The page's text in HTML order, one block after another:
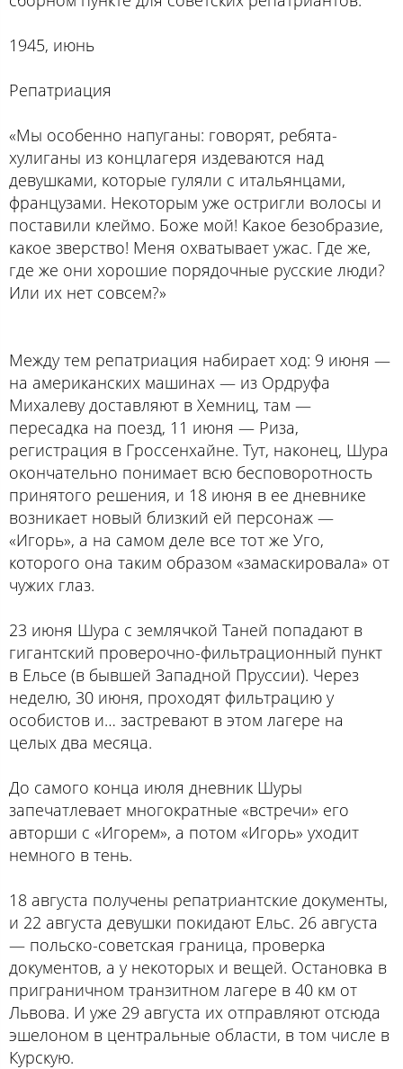
1945, июнь
Репатриация
«Мы особенно напуганы: говорят, ребята-
хулиганы из концлагеря издеваются над
девушками, которые гуляли с итальянцами,
французами. Некоторым уже остригли волосы и
поставили клеймо. Боже мой! Какое безобразие,
какое зверство! Меня охватывает ужас. Где же,
где же они хорошие порядочные русские люди?
Или их нет совсем?»
Между тем репатриация набирает ход: 9 июня —
на американских машинах — из Ордруфа
Михалеву доставляют в Хемниц, там —
пересадка на поезд, 11 июня — Риза,
регистрация в Гроссенхайне. Тут, наконец, Шура
окончательно понимает всю бесповоротность
принятого решения, и 18 июня в ее дневнике
возникает новый близкий ей персонаж —
«Игорь», а на самом деле все тот же Уго,
которого она таким образом «замаскировала» от
чужих глаз.
23 июня Шура с землячкой Таней попадают в
гигантский проверочно-фильтрационный пункт
в Ельсе (в бывшей Западной Пруссии). Через
неделю, 30 июня, проходят фильтрацию у
особистов и… застревают в этом лагере на
целых два месяца.
До самого конца июля дневник Шуры
запечатлевает многократные «встречи» его
авторши с «Игорем», а потом «Игорь» уходит
немного в тень.
18 августа получены репатриантские документы,
и 22 августа девушки покидают Ельс. 26 августа
— польско-советская граница, проверка
документов, а у некоторых и вещей. Остановка в
приграничном транзитном лагере в 40 км от
Львова. И уже 29 августа их отправляют отсюда
эшелоном в центральные области, в том числе в
Курскую.